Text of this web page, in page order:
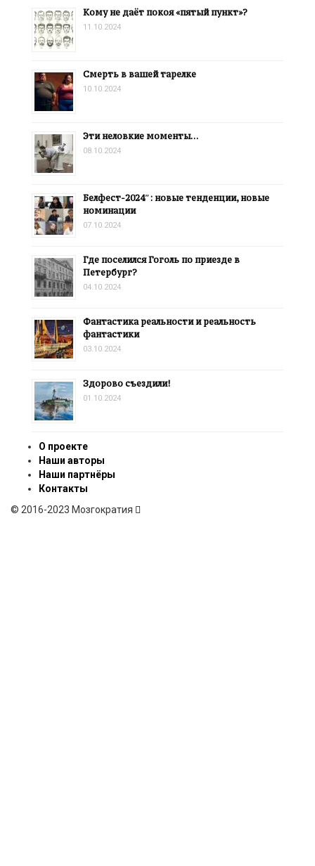
Кому не даёт покоя «пятый пункт»?
11.10.2024
Смерть в вашей тарелке
10.10.2024
Эти неловкие моменты…
08.10.2024
Белфест-2024″: новые тенденции, новые
номинации
07.10.2024
Где поселился Гоголь по приезде в
Петербург?
04.10.2024
Фантастика реальности и реальность
фантастики
03.10.2024
Здорово съездили!
01.10.2024
О проекте
Наши авторы
Наши партнёры
Контакты
© 2016-2023 Мозгократия